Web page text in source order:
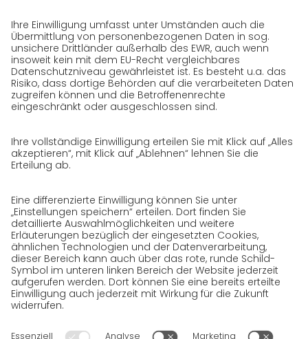
Presse
Karriere
GO! als Arbeitgeber
Arbeitsbereiche
Initiativbewerbung bei GO!
Datenschutz
Datenschutzerklärung für Website
Datenschutzerklärung für GeschäftspartnerInnen
SendungsempfängerInnen
Datenschutzerklärung BewerberInnen
Datenschutzerklärung Webportal
Datenschutzerklärung Social Media
Datenschutzerklärung GO! App
Impressum
AGB
Rechtshinweise